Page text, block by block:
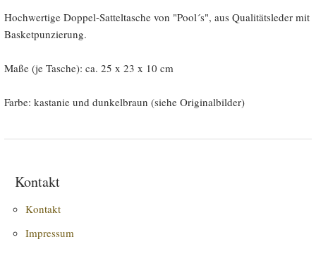
Hochwertige Doppel-Satteltasche von "Pool´s", aus Qualitätsleder mit
Basketpunzierung.
Maße (je Tasche): ca. 25 x 23 x 10 cm
Farbe: kastanie und dunkelbraun (siehe Originalbilder)
Kontakt
Kontakt
Impressum